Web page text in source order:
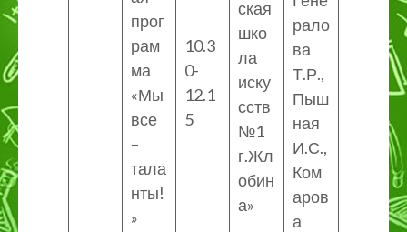
рало
ва
Т.Р.,
Пыш
ная
И.С.,
Ком
аров
а
прог
рам
ма
«Мы
все
–
тала
нты!
»
10.3
0-
12.1
5
ская
шко
ла
иску
сств
№1
г.Жл
обин
а»